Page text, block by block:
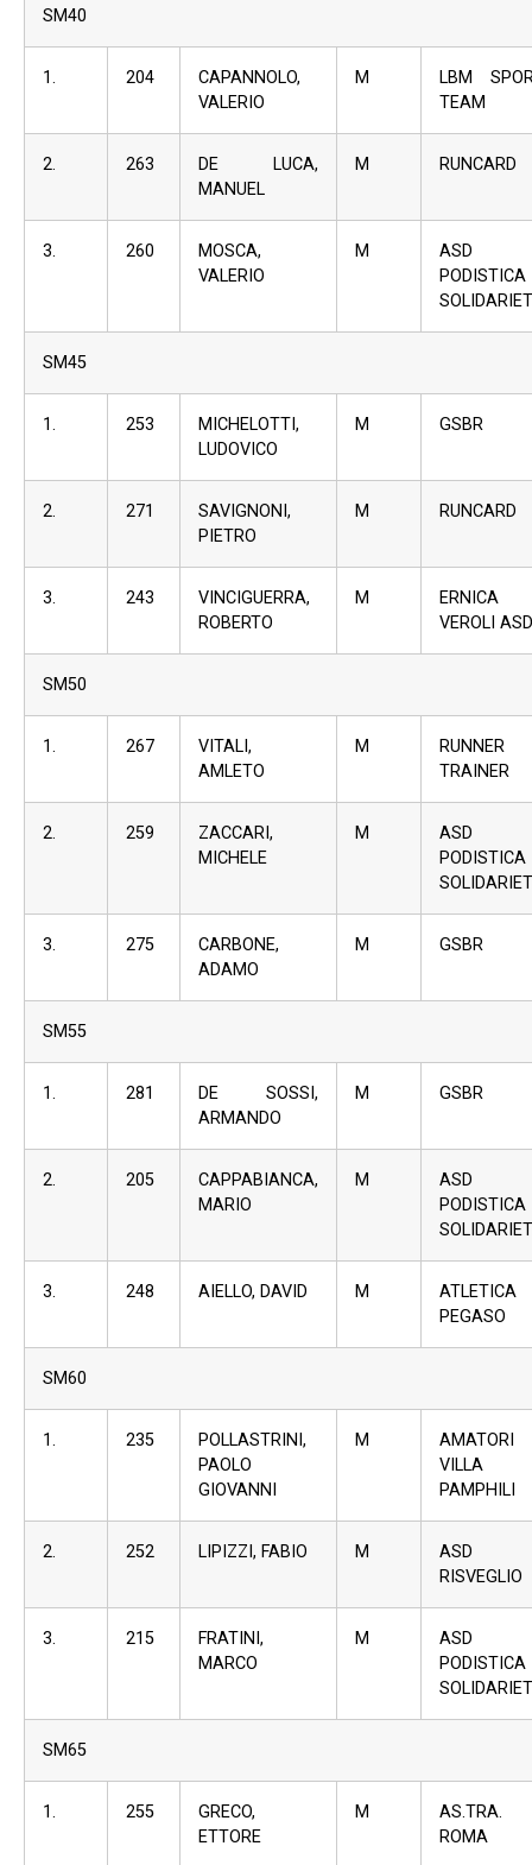
SM40
1. 204
CAPANNOLO,
VALERIO
M
LBM
TEAM
2. 263
DE LUCA,
MANUEL
M RUNCARD
3. 260
MOSCA,
VALERIO
M
ASD
PODISTICA
SM45
1. 253
MICHELOTTI,
LUDOVICO
M GSBR
2. 271
SAVIGNONI,
PIETRO
M RUNCARD
3. 243
VINCIGUERRA,
ROBERTO
M
ERNICA
VEROLI ASD
SM50
1. 267
VITALI,
AMLETO
M
RUNNER
TRAINER
2. 259
ZACCARI,
MICHELE
M
ASD
PODISTICA
3. 275
CARBONE,
ADAMO
M GSBR
SM55
1. 281
DE SOSSI,
ARMANDO
M GSBR
2. 205
CAPPABIANCA,
MARIO
M
ASD
PODISTICA
3. 248 AIELLO, DAVID M
ATLETICA
PEGASO
SM60
1. 235
POLLASTRINI,
PAOLO
GIOVANNI
M
AMATORI
VILLA
PAMPHILI
2. 252 LIPIZZI, FABIO M
ASD
RISVEGLIO
3. 215
FRATINI,
MARCO
M
ASD
PODISTICA
SM65
1. 255
GRECO,
ETTORE
M
AS.TRA.
ROMA